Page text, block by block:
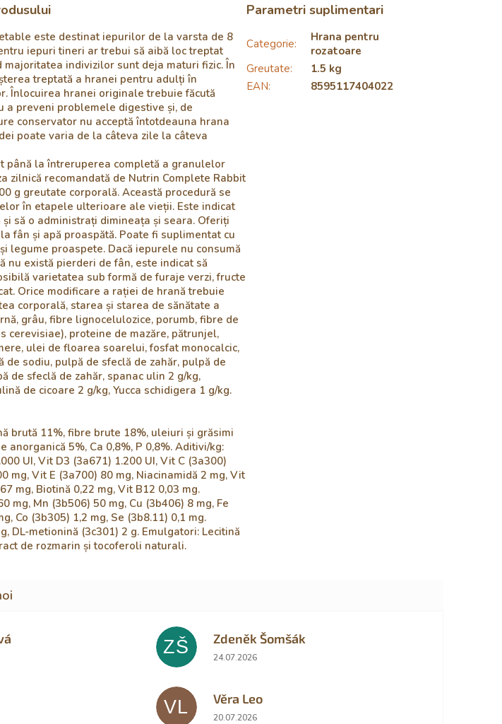
este destinat iepurilor de la varsta de 8
iepuri tineri ar trebui să aibă loc treptat
majoritatea indivizilor sunt deja maturi fizic. În
treptată a hranei pentru adulți în
Înlocuirea hranei originale trebuie făcută
a preveni problemele digestive și, de
conservator nu acceptă întotdeauna hrana
poate varia de la câteva zile la câteva
până la întreruperea completă a granulelor
zilnică recomandată de Nutrin Complete Rabbit
g greutate corporală. Această procedură se
în etapele ulterioare ale vieții. Este indicat
să o administrați dimineața și seara. Oferiți
fân și apă proaspătă. Poate fi suplimentat cu
legume proaspete. Dacă iepurele nu consumă
nu există pierderi de fân, este indicat să
varietatea sub formă de furaje verzi, fructe
Orice modificare a rației de hrană trebuie
corporală, starea și starea de sănătate a
grâu, fibre lignocelulozice, porumb, fibre de
cerevisiae), proteine de mazăre, pătrunjel,
ulei de floarea soarelui, fosfat monocalcic,
sodiu, pulpă de sfeclă de zahăr, pulpă de
de sfeclă de zahăr, spanac ulin 2 g/kg,
de cicoare 2 g/kg, Yucca schidigera 1 g/kg.
brută 11%, fibre brute 18%, uleiuri și grăsimi
anorganică 5%, Ca 0,8%, P 0,8%. Aditivi/kg:
UI, Vit D3 (3a671) 1.200 UI, Vit C (3a300)
mg, Vit E (3a700) 80 mg, Niacinamidă 2 mg, Vit
mg, Biotină 0,22 mg, Vit B12 0,03 mg.
mg, Mn (3b506) 50 mg, Cu (3b406) 8 mg, Fe
Co (3b305) 1,2 mg, Se (3b8.11) 0,1 mg.
DL-metionină (3c301) 2 g. Emulgatori: Lecitină
de rozmarin și tocoferoli naturali.
Parametri suplimentari
Categorie:
Hrana pentru
rozatoare
Greutate:
1.5 kg
EAN: 8595117404022
este 5 din 5 stele. ZŠ Zdeněk Šomšák
Ratingul magazinului este 5 din 5 stele.
24.07.2026
este 5 din 5 stele. VL Věra Leo
Ratingul magazinului este 5 din 5 stele.
20.07.2026